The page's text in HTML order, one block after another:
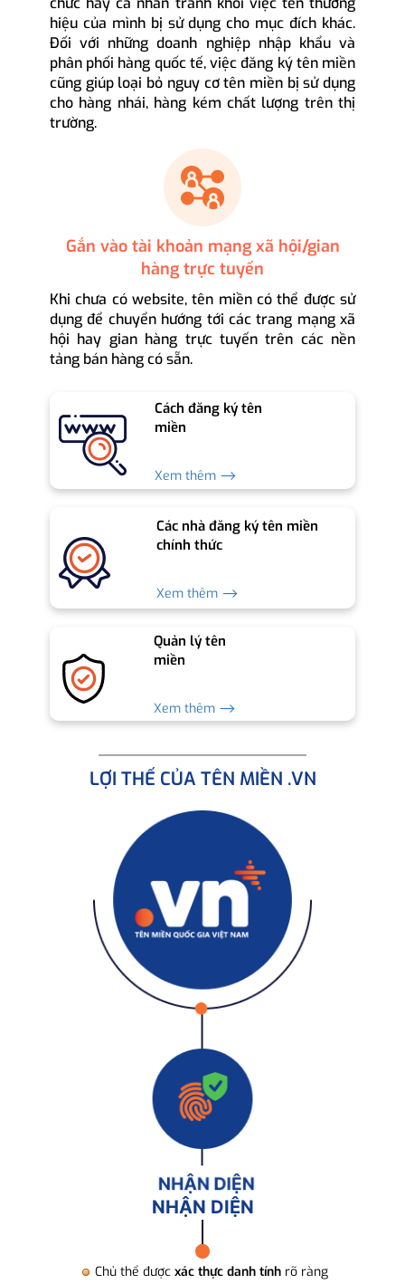
hiệu của mình bị sử dụng cho mục đích khác.
Đối với những doanh nghiệp nhập khẩu và
phân phối hàng quốc tế, việc đăng ký tên miền
cũng giúp loại bỏ nguy cơ tên miền bị sử dụng
cho hàng nhái, hàng kém chất lượng trên thị
trường.
Gắn vào tài khoản mạng xã hội/gian
hàng trực tuyến
Khi chưa có website, tên miền có thể được sử
dụng để chuyển hướng tới các trang mạng xã
hội hay gian hàng trực tuyến trên các nền
tảng bán hàng có sẵn.
Cách đăng ký tên
miền
Xem thêm ⟶
Các nhà đăng ký tên miền
chính thức
Xem thêm ⟶
Quản lý tên
miền
Xem thêm ⟶
LỢI THẾ CỦA TÊN MIỀN .VN
NHẬN DIỆN
Chủ thể được xác thực danh tính rõ ràng